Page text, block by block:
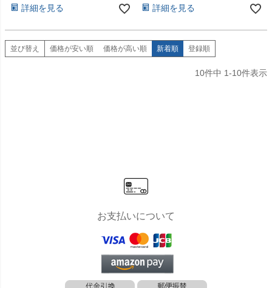
詳細を見る 詳細を見る
並び替え 価格が安い順 価格が高い順 新着順 登録順
10件中 1-10件表示
お支払いについて